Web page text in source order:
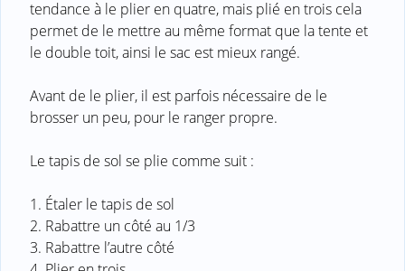
tendance à le plier en quatre, mais plié en trois cela
permet de le mettre au même format que la tente et
le double toit, ainsi le sac est mieux rangé.
Avant de le plier, il est parfois nécessaire de le
brosser un peu, pour le ranger propre.
Le tapis de sol se plie comme suit :
1. Étaler le tapis de sol
2. Rabattre un côté au 1/3
3. Rabattre l’autre côté